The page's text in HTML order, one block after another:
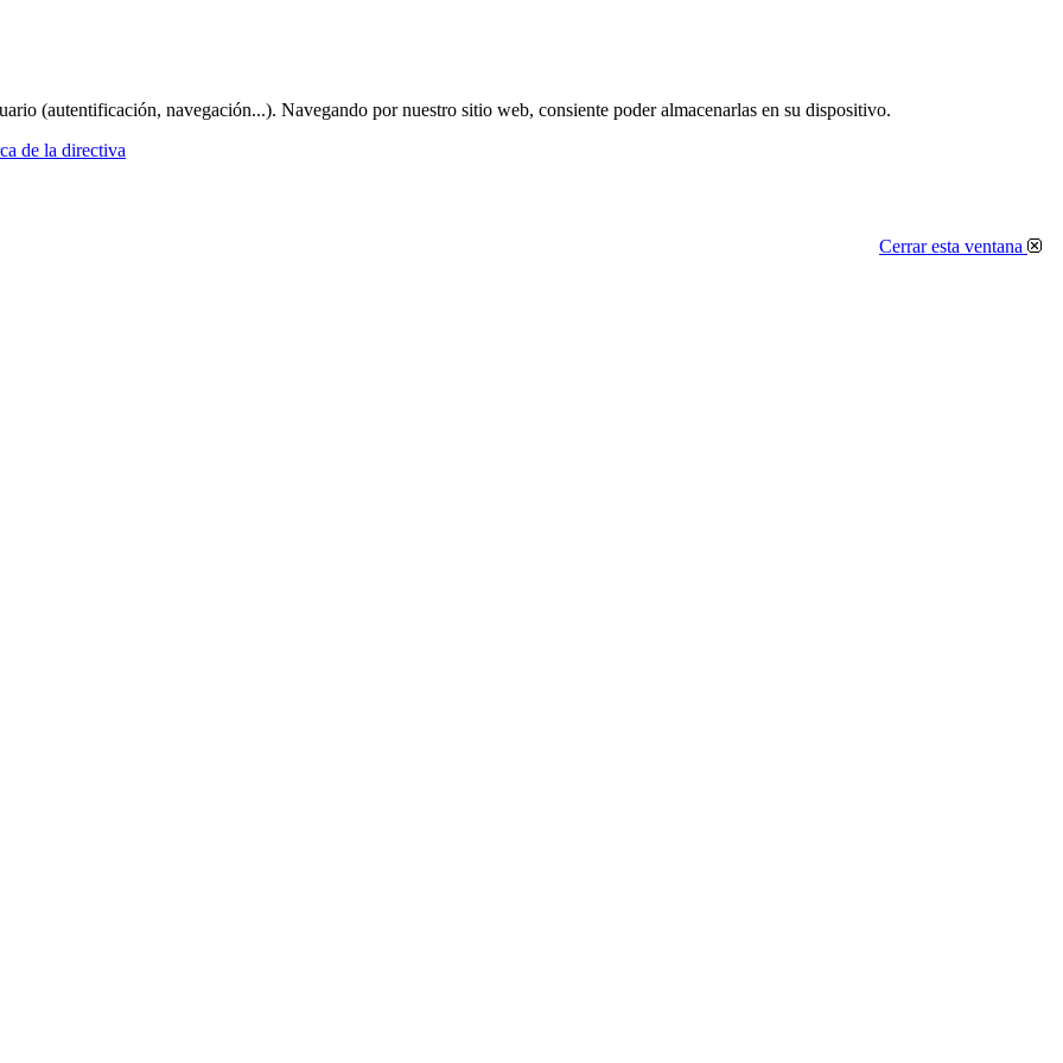
(autentificación, navegación...). Navegando por nuestro sitio web, consiente poder almacenarlas en su dispositivo.
de la directiva
Cerrar esta ventana